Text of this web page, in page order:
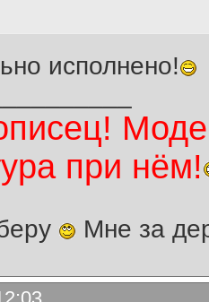
исполнено!
при нём!
Мне за